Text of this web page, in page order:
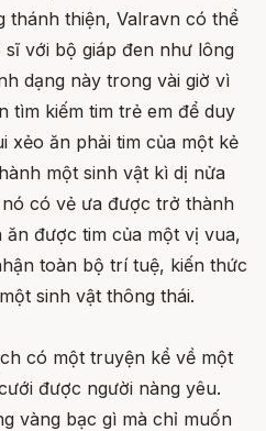
thánh thiện, Valravn có thể
với bộ giáp đen như lông
dạng này trong vài giờ vì
tìm kiếm tim trẻ em để duy
xẻo ăn phải tim của một kẻ
một sinh vật kì dị nửa
có vẻ ưa được trở thành
ăn được tim của một vị vua,
toàn bộ trí tuệ, kiến thức
sinh vật thông thái.
có một truyện kể về một
được người nàng yêu.
vàng bạc gì mà chỉ muốn